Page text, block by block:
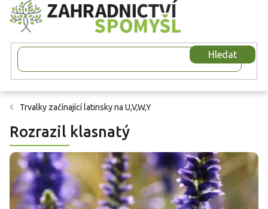
Přejít
na
obsah
Hledat
Trvalky začínající latinsky na U,V,W,Y
Rozrazil klasnatý